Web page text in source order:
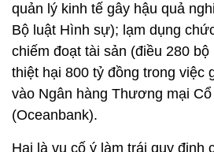
quản lý kinh tế gây hậu quả
Bộ luật Hình sự); lạm dụng
chiếm đoạt tài sản (điều 280
thiệt hại 800 tỷ đồng trong việc
vào Ngân hàng Thương mại
(Oceanbank).
Hai là vụ cố ý làm trái quy định